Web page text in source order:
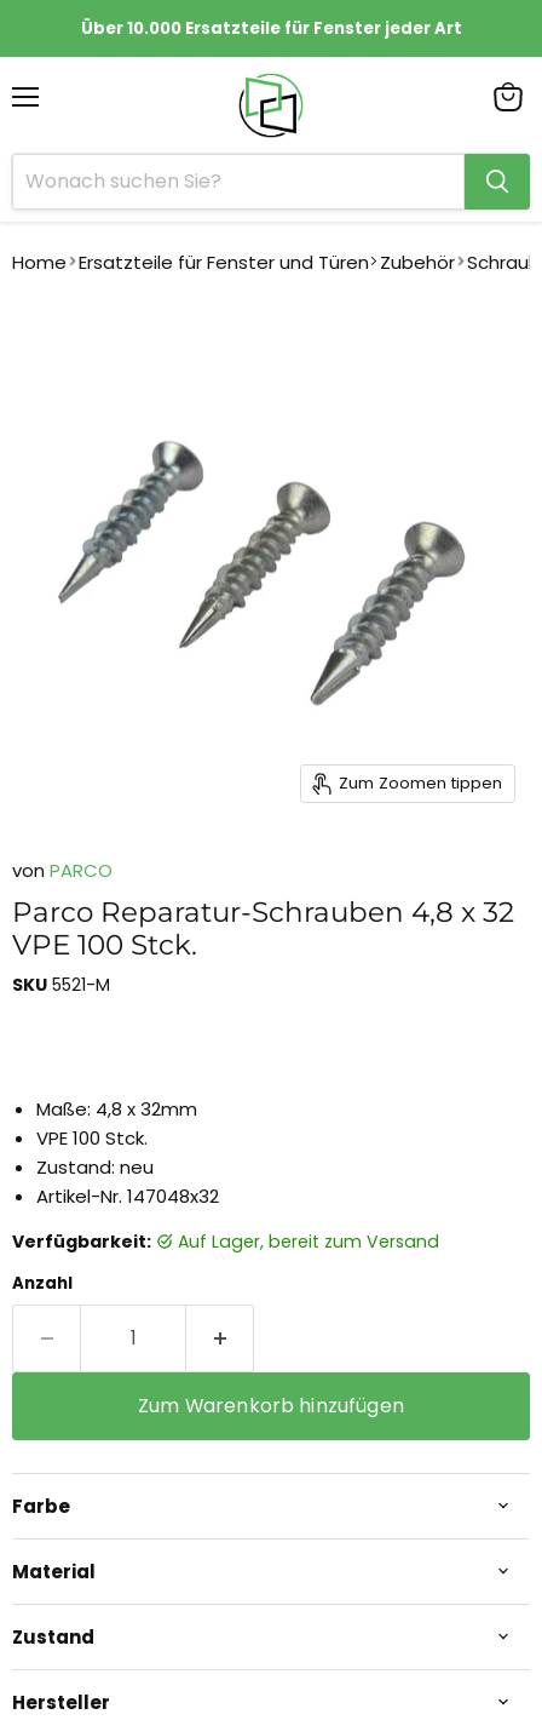
Über 10.000 Ersatzteile für Fenster jeder Art
Home Ersatzteile für Fenster und Türen Zubehör
Zum Zoomen tippen
von PARCO
Parco Reparatur-Schrauben 4,8 x 32
VPE 100 Stck.
SKU 5521-M
Maße: 4,8 x 32mm
VPE 100 Stck.
Zustand: neu
Artikel-Nr. 147048x32
Verfügbarkeit: auf Lager, bereit zum Versand
Anzahl
Zum Warenkorb hinzufügen
Farbe
Material
Zustand
Hersteller